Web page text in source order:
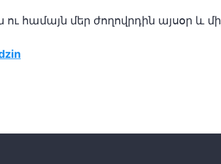
համայն մեր ժողովրդին այսօր և